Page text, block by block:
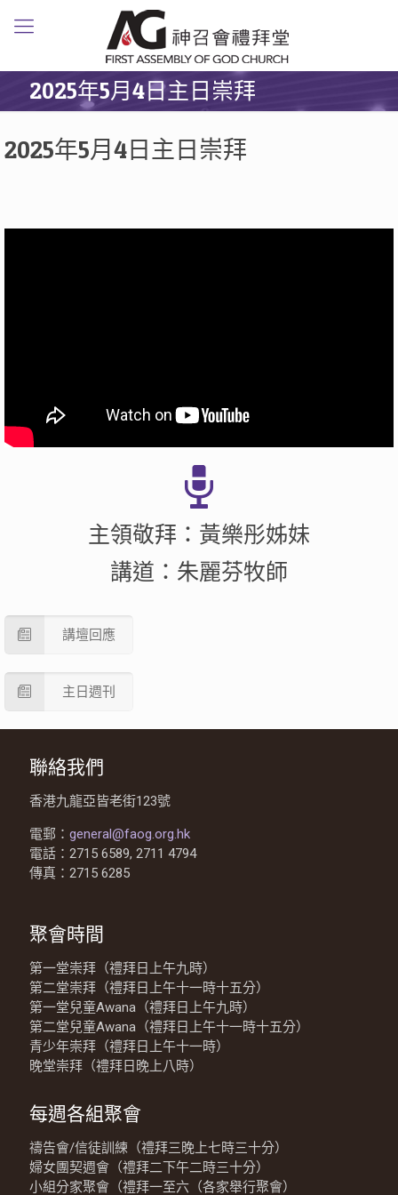
2025年5月4日主日崇拜
2025年5月4日主日崇拜
主領敬拜：黃樂彤姊妹
講道：朱麗芬牧師
講壇回應
主日週刊
聯絡我們
香港九龍亞皆老街123號
電郵： general@faog.org.hk
電話：2715 6589, 2711 4794
傳真：2715 6285
聚會時間
第一堂崇拜（禮拜日上午九時）
第二堂崇拜（禮拜日上午十一時十五分）
第一堂兒童Awana（禮拜日上午九時）
第二堂兒童Awana（禮拜日上午十一時十五分）
青少年崇拜（禮拜日上午十一時）
晚堂崇拜（禮拜日晚上八時）
每週各組聚會
禱告會/信徒訓練（禮拜三晚上七時三十分）
婦女團契週會（禮拜二下午二時三十分）
小組分家聚會（禮拜一至六（各家舉行聚會）